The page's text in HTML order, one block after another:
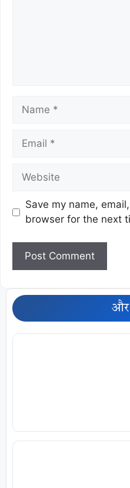
Save my name,
browser for the next
और